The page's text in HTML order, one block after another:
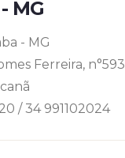
MG
- MG
Ferreira, n°593
/ 34 991102024